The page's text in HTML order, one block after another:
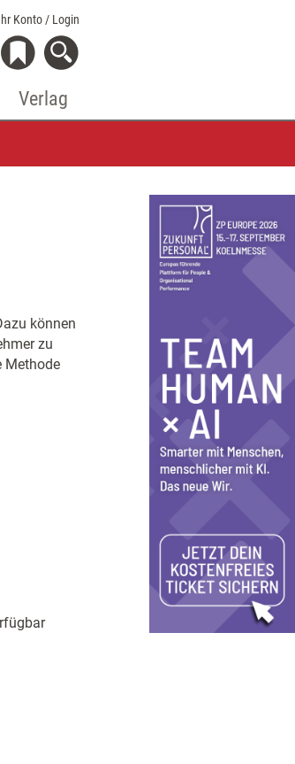
Konto / Login
Verlag
können
zu
Methode